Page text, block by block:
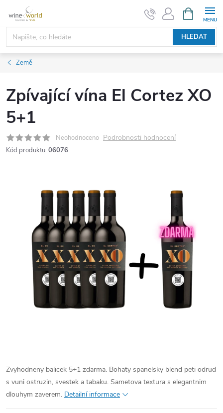
obsah
HLEDAT
NÁKUPNÍ
KOŠÍK
Země
Zpívající vína El Cortez XO
5+1
Neohodnoceno Podrobnosti hodnocení
Kód produktu: 06076
Zvyhodneny balicek 5+1 zdarma. Bohaty spanelsky blend peti odrud
s vuni ostruzin, svestek a tabaku. Sametova textura s elegantnim
dlouhym zaverem. Detailní informace